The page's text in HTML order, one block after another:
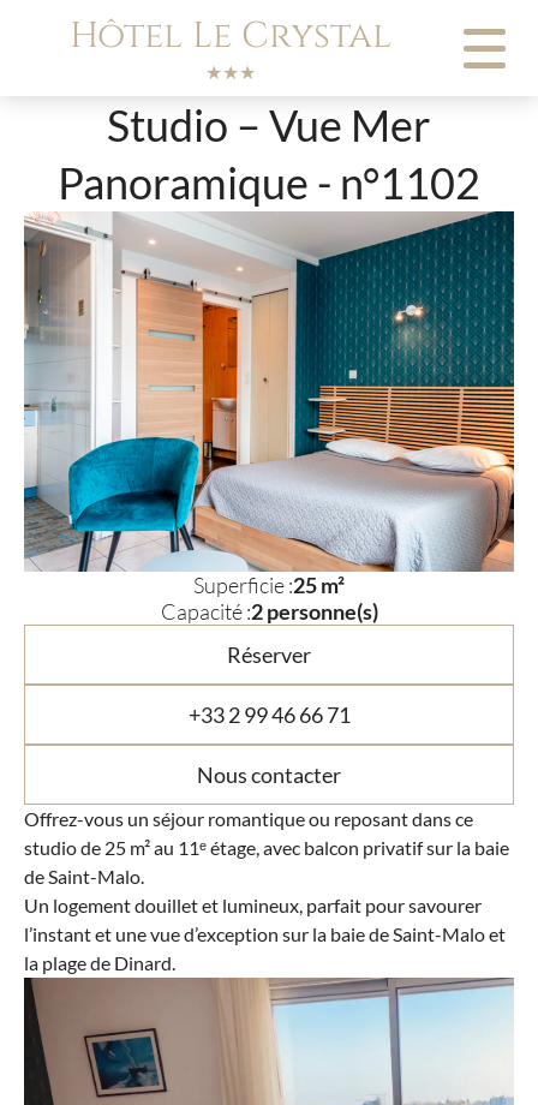
Hôtel Le Crystal
★★★
Studio – Vue Mer
Panoramique - n°1102
Superficie :25 m²
Capacité :2 personne(s)
Réserver
+33 2 99 46 66 71
Nous contacter
Offrez-vous un séjour romantique ou reposant dans ce
studio de 25 m² au 11ᵉ étage, avec balcon privatif sur la baie
de Saint-Malo.
Un logement douillet et lumineux, parfait pour savourer
l’instant et une vue d’exception sur la baie de Saint-Malo et
la plage de Dinard.